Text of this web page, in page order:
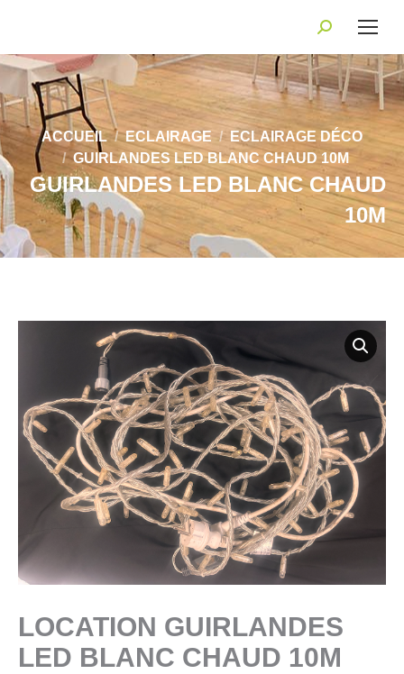
Recherche
:
Vous êtes ici :
ACCUEIL ECLAIRAGE
ECLAIRAGE DÉCO
GUIRLANDES LED BLANC CHAUD 10M
GUIRLANDES LED BLANC CHAUD
10M
LOCATION GUIRLANDES
LED BLANC CHAUD 10M